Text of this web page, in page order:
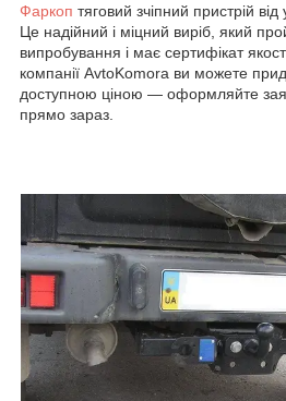
Фаркоп тяговий зчіпний пристрій
Це надійний і міцний виріб, який
випробування і має сертифікат
компанії AvtoKomora ви можете
доступною ціною — оформляйте
прямо зараз.